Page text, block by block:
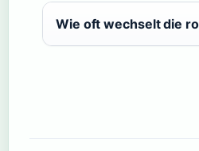
Wie oft wechselt die